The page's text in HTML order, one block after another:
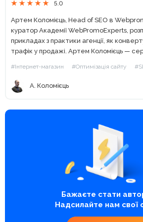
5.0
Артем Коломієць, Head of SEO в
куратор Академії WebPromoExperts,
прикладах з практики агенції, як
трафік у продажі. Артем Коломієць — сертифікований
трафік Дуже часто стається так,...
#Інтернет-магазин #Оптимізація сайту
А. Коломієць
Бажаєте стати
Надсилайте нам свої